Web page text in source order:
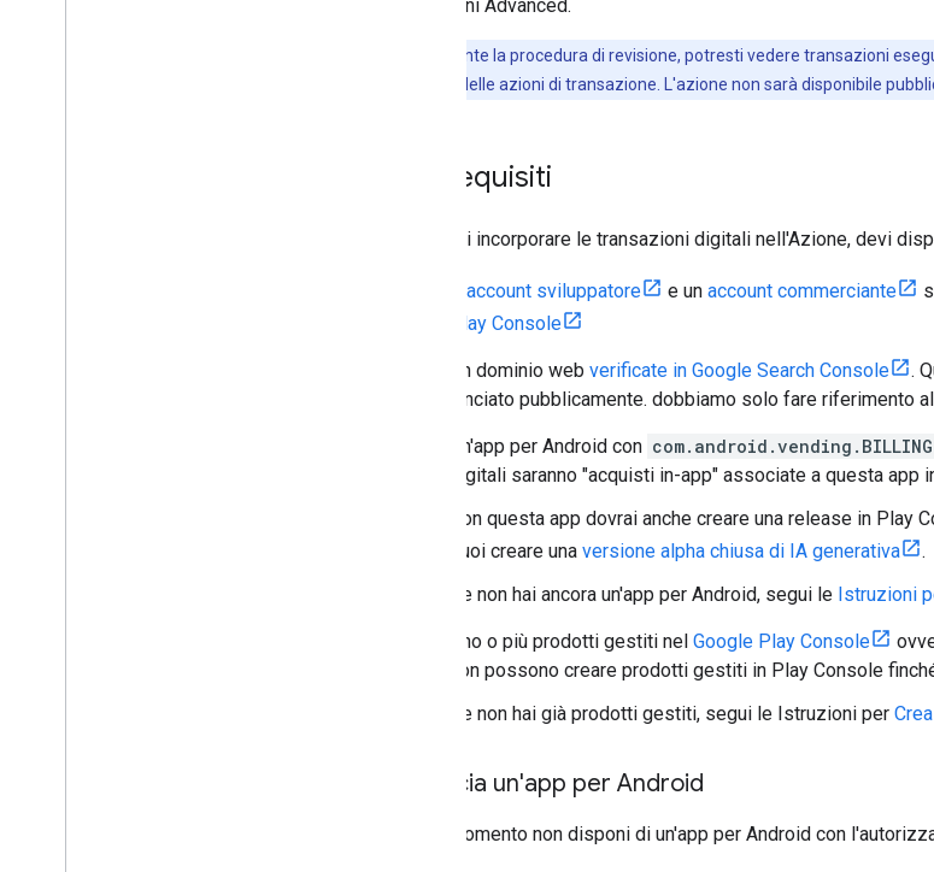
di Gemini Advanced.
durante la procedura di revisione, potresti vedere transazioni
di di revisione delle azioni di transazione. L'azione non sarà disponibile
Prerequisiti
Prima di incorporare le transazioni digitali nell'Azione, devi
account sviluppatore e un account commerciante
Play Console
Un dominio web verificate in Google Search Console
.
lanciato pubblicamente. dobbiamo solo fare riferimento
Un'app per Android con com.android.vending.BILLING
digitali saranno "acquisti in-app" associate a questa app
Con questa app dovrai anche creare una release in
puoi creare una versione alpha chiusa di IA generativa
.
Se non hai ancora un'app per Android, segui le Istruzioni
Uno o più prodotti gestiti nel Google Play Console
non possono creare prodotti gestiti in Play Console
Se non hai già prodotti gestiti, segui le Istruzioni per
Associa un'app per Android
Se al momento non disponi di un'app per Android con